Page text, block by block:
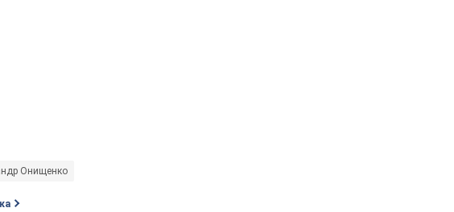
Онищенко